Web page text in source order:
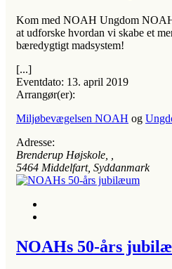
Kom med NOAH Ungdom
at udforske hvordan vi skabe et
bæredygtigt madsystem!
[...]
Eventdato: 13. april 2019
Arrangør(er):
Miljøbevægelsen NOAH og
Adresse:
Brenderup Højskole
5464 Middelfart, Syddanmark
NOAHs 50-års